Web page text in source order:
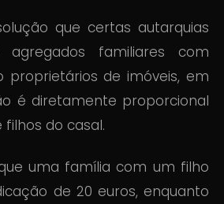
que certas autarquias
agregados familiares com
proprietários de imóveis, em
é diretamente proporcional
do casal.
uma família com um filho
de 20 euros, enquanto